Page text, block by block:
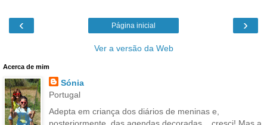
‹ ›
Página inicial
Ver a versão da Web
Acerca de mim
Sónia
Portugal
Adepta em criança dos diários de meninas e,
posteriormente, das agendas decoradas... cresci! Mas a